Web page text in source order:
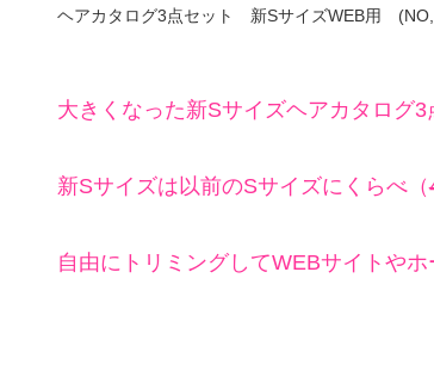
ヘアカタログ3点セット 新SサイズWEB用
大きくなった新Sサイズヘアカタログ3
新Sサイズは以前のSサイズにくらべ（
自由にトリミングしてWEBサイトや